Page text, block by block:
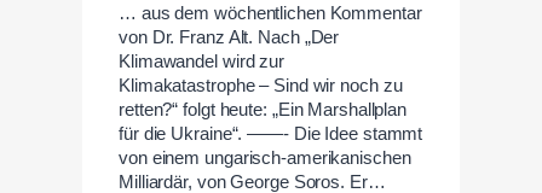
… aus dem wöchentlichen Kommentar
von Dr. Franz Alt. Nach „Der
Klimawandel wird zur
Klimakatastrophe – Sind wir noch zu
retten?“ folgt heute: „Ein Marshallplan
für die Ukraine“. ——- Die Idee stammt
von einem ungarisch-amerikanischen
Milliardär, von George Soros. Er…